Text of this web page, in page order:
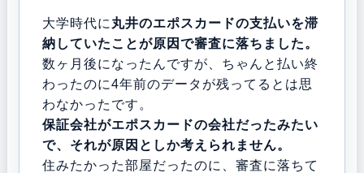
大学時代に 丸井のエポスカードの支払いを滞
納していたことが原因で審査に落ちました。
数ヶ月後になったんですが、ちゃんと払い終
わったのに4年前のデータが残ってるとは思
わなかったです。
保証会社がエポスカードの会社だったみたい
で、それが原因としか考えられません。
住みたかった部屋だったのに、審査に落ちて